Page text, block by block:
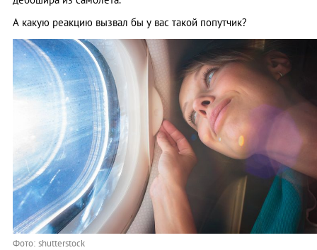
А какую реакцию вызвал бы у вас такой попутчик?
Фото: shutterstock